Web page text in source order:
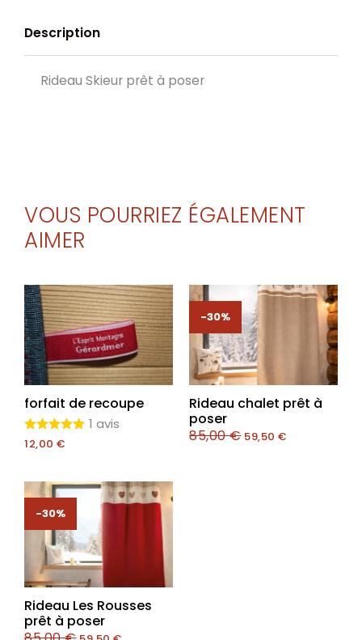
Description
Rideau Skieur prêt à poser
VOUS POURRIEZ ÉGALEMENT
AIMER
forfait de recoupe
1 avis
12,00 €
-30%
Rideau chalet prêt à
poser
85,00€ 59,50 €
-30%
Rideau Les Rousses
prêt à poser